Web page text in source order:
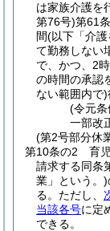
は家族介護を
第76号)第61
間(以下「介
て勤務しない
で、かつ、2
の時間の承認
ない範囲内で)
(令元条
一部改
(第2号部分休
第10条の2
育
請求する同条
業」という。)
る。 ただし、
当該各号に定
できる。